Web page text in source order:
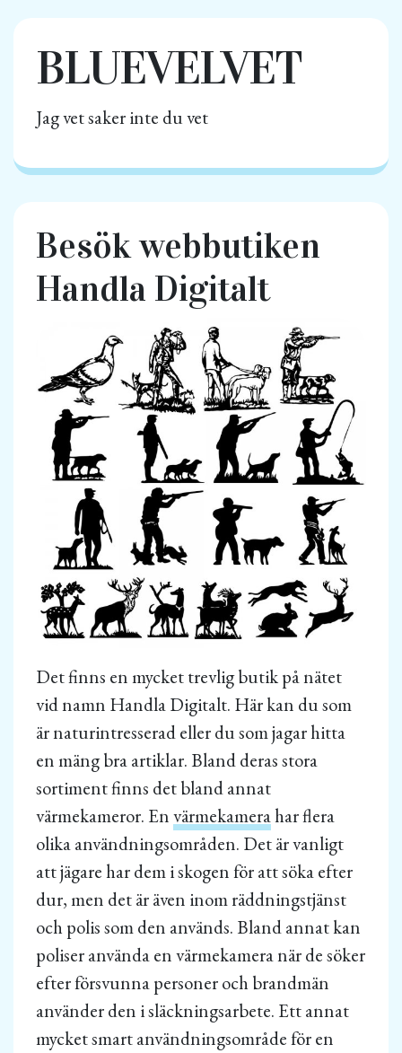
BLUEVELVET
Jag vet saker inte du vet
Besök webbutiken
Handla Digitalt
Det finns en mycket trevlig butik på nätet
vid namn Handla Digitalt. Här kan du som
är naturintresserad eller du som jagar hitta
en mäng bra artiklar. Bland deras stora
sortiment finns det bland annat
värmekameror. Envärmekamerahar flera
olika användningsområden. Det är vanligt
att jägare har dem i skogen för att söka efter
dur, men det är även inom räddningstjänst
och polis som den används. Bland annat kan
poliser använda en värmekamera när de söker
efter försvunna personer och brandmän
använder den i släckningsarbete. Ett annat
mycket smart användningsområde för en